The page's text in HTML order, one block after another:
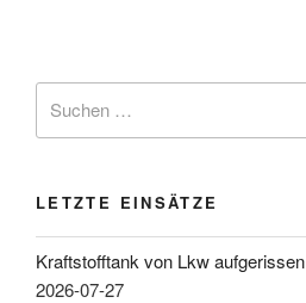
LETZTE EINSÄTZE
Kraftstofftank von Lkw aufgerissen
2026-07-27